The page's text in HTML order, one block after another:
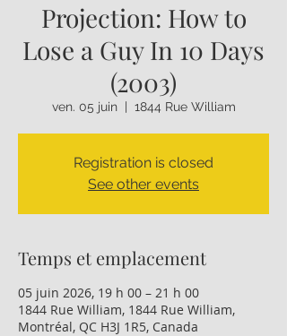
Projection: How to
Lose a Guy In 10 Days
(2003)
ven. 05 juin
  |
1844 Rue William
Registration is closed
See other events
Temps et emplacement
05 juin 2026, 19 h 00 – 21 h 00
1844 Rue William, 1844 Rue William,
Montréal, QC H3J 1R5, Canada